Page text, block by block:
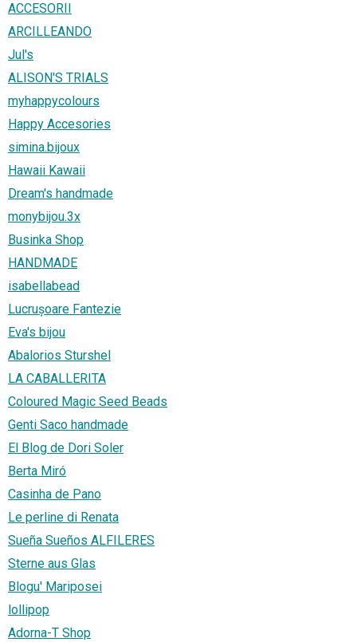
ACCESORII
ARCILLEANDO
Jul's
ALISON'S TRIALS
myhappycolours
Happy Accesories
simina.bijoux
Hawaii Kawaii
Dream's handmade
monybijou.3x
Businka Shop
HANDMADE
isabellabead
Lucrușoare Fantezie
Eva's bijou
Abalorios Sturshel
LA CABALLERITA
Coloured Magic Seed Beads
Genti Saco handmade
El Blog de Dori Soler
Berta Miró
Casinha de Pano
Le perline di Renata
Sueña Sueños ALFILERES
Sterne aus Glas
Blogu' Mariposei
lollipop
Adorna-T Shop